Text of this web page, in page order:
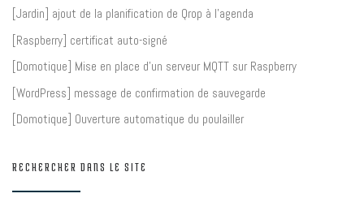
[Jardin] ajout de la planification de Qrop à l’agenda
[Raspberry] certificat auto-signé
[Domotique] Mise en place d’un serveur MQTT sur Raspberry
[WordPress] message de confirmation de sauvegarde
[Domotique] Ouverture automatique du poulailler
RECHERCHER DANS LE SITE